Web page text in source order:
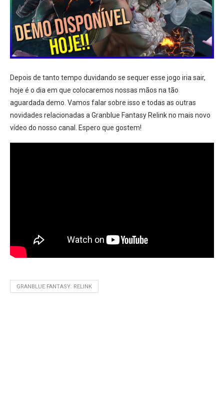
Depois de tanto tempo duvidando se sequer esse jogo iria sair,
hoje é o dia em que colocaremos nossas mãos na tão
aguardada demo. Vamos falar sobre isso e todas as outras
novidades relacionadas a Granblue Fantasy Relink no mais novo
vídeo do nosso canal. Espero que gostem!
GRANBLUE FANTASY: RELINK